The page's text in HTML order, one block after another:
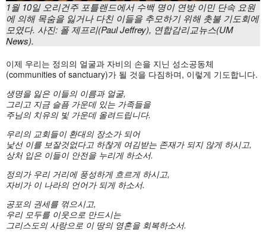
1월 10일 오리건주 포틀랜드에서 수백 명이 연방 이민 단속 요원
에 의해 목숨을 잃거나 다친 이들을 추모하기 위해 촛불 기도회에
모였다. 사진: 폴 제프리(Paul Jeffrey), 연합감리교뉴스(UM
News).
이제 우리는 정의의 얼굴과 자비의 손을 지닌 성소공동체
(communities of sanctuary)가 될 것을 다짐하며, 이렇게 기도합니다.
생명을 잃은 이들의 이름과 얼굴,
그리고 지금 슬픔 가운데 있는 가족들을
주님의 치유의 빛 가운데 올려드립니다.
우리의 교회들이 환대의 장소가 되어
낯선 이를 보잘것없다고 하찮게 여김받는 존재가 되지 않게 하시고,
상처 입은 이들이 안전을 누리게 하소서.
정의가 우리 거리에 풍성하게 흐르게 하시고,
자비가 이 나라의 언어가 되게 하소서.
공포의 권세를 꺾으시고,
우리 모두를 이웃으로 만드시는
그리스도의 사랑으로 이 땅의 영혼을 회복하소서.